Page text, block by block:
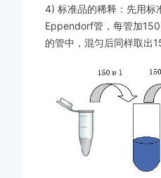
4) 标准品的稀释：先用标
Eppendorf管，每管加
的管中，混匀后同样取出